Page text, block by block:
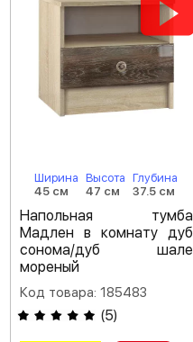
Ширина
45 см
Высота
47 см
Глубина
37.5 см
Напольная тумба
Мадлен в комнату дуб
сонома/дуб шале
мореный
Код товара: 185483
(5)